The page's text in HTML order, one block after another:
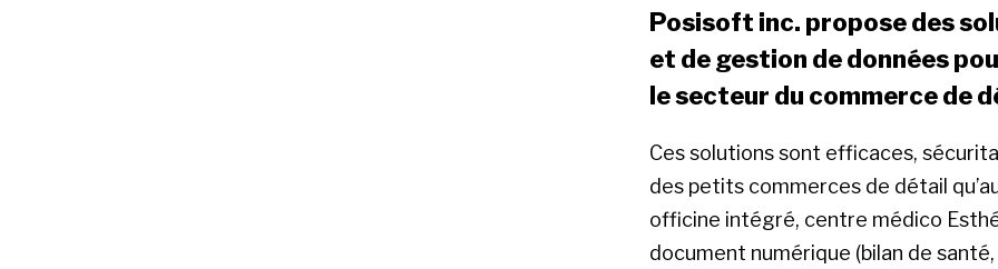
Posisoft inc. propose des
et de gestion de données
le secteur du commerce de
Ces solutions sont efficaces,
des petits commerces de détail
officine intégré, centre médico
document numérique (bilan de